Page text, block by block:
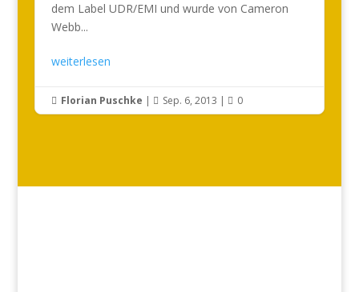
dem Label UDR/EMI und wurde von Cameron
Webb...
weiterlesen
 Florian Puschke |  Sep. 6, 2013 |  0